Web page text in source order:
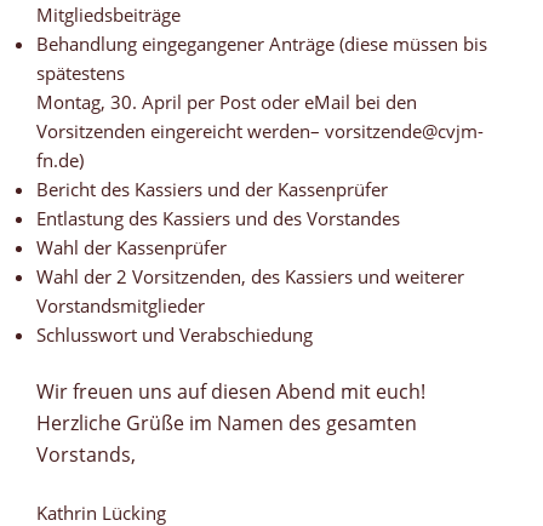
Mitgliedsbeiträge
Behandlung eingegangener Anträge (diese müssen bis
spätestens
Montag, 30. April per Post oder eMail bei den
Vorsitzenden eingereicht werden– vorsitzende@cvjm-
fn.de)
Bericht des Kassiers und der Kassenprüfer
Entlastung des Kassiers und des Vorstandes
Wahl der Kassenprüfer
Wahl der 2 Vorsitzenden, des Kassiers und weiterer
Vorstandsmitglieder
Schlusswort und Verabschiedung
Wir freuen uns auf diesen Abend mit euch!
Herzliche Grüße im Namen des gesamten
Vorstands,
Kathrin Lücking